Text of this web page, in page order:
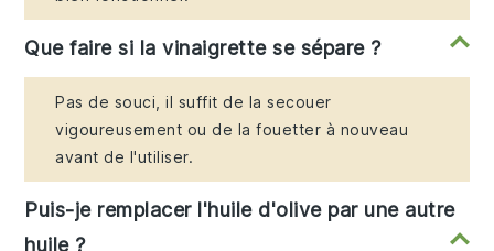
Que faire si la vinaigrette se sépare ?
Pas de souci, il suffit de la secouer
vigoureusement ou de la fouetter à nouveau
avant de l'utiliser.
Puis-je remplacer l'huile d'olive par une autre
huile ?